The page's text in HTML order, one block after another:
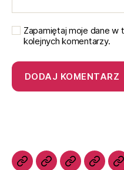
Zapamiętaj moje dane w
kolejnych komentarzy.